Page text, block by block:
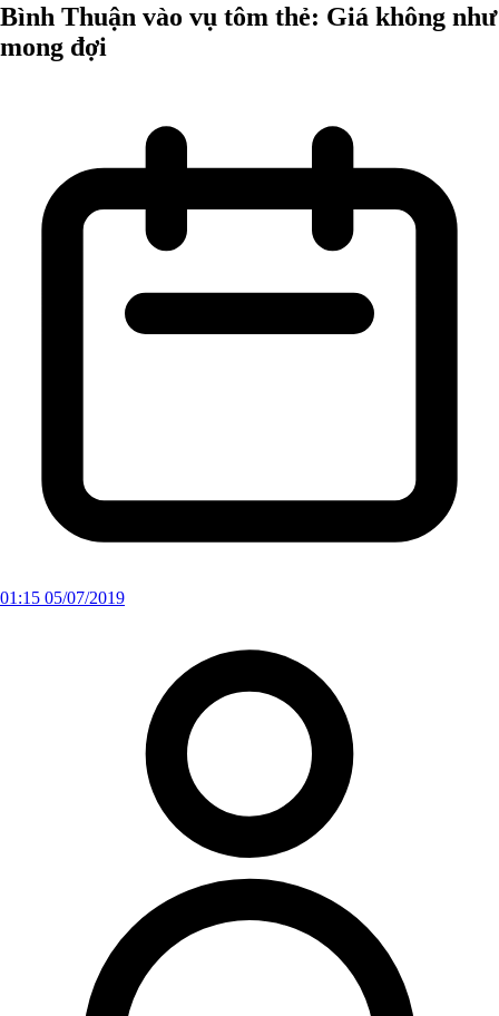
Bình Thuận vào vụ tôm thẻ: Giá không như
mong đợi
01:15 05/07/2019